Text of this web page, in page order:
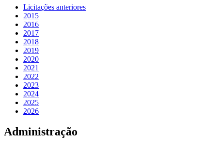
Licitações anteriores
2015
2016
2017
2018
2019
2020
2021
2022
2023
2024
2025
2026
Administração